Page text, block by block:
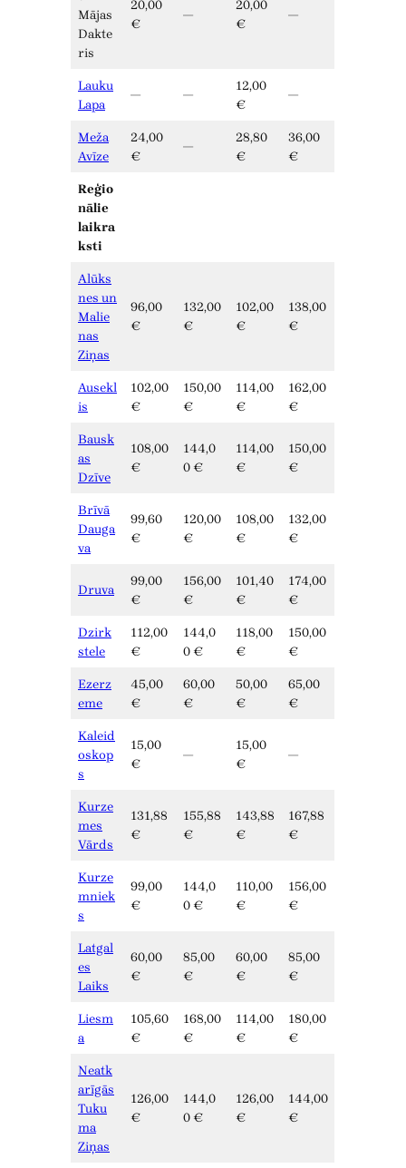
Mājas
Dakte
ris
20,00
€
—
20,00
€
—
Lauku
Lapa
— —
12,00
€
—
Meža
Avīze
24,00
€
—
28,80
€
36,00
€
Reģio
nālie
laikra
ksti
Alūks
nes un
Malie
nas
Ziņas
96,00
€
132,00
€
102,00
€
138,00
€
Ausekl
is
102,00
€
150,00
€
114,00
€
162,00
€
Bausk
as
Dzīve
108,00
€
144,0
0 €
114,00
€
150,00
€
Brīvā
Dauga
va
99,60
€
120,00
€
108,00
€
132,00
€
Druva
99,00
€
156,00
€
101,40
€
174,00
€
Dzirk
stele
112,00
€
144,0
0 €
118,00
€
150,00
€
Ezerz
eme
45,00
€
60,00
€
50,00
€
65,00
€
Kaleid
oskop
s
15,00
€
—
15,00
€
—
Kurze
mes
Vārds
131,88
€
155,88
€
143,88
€
167,88
€
Kurze
mniek
s
99,00
€
144,0
0 €
110,00
€
156,00
€
Latgal
es
Laiks
60,00
€
85,00
€
60,00
€
85,00
€
Liesm
a
105,60
€
168,00
€
114,00
€
180,00
€
Neatk
arīgās
Tuku
ma
Ziņas
126,00
€
144,0
0 €
126,00
€
144,00
€